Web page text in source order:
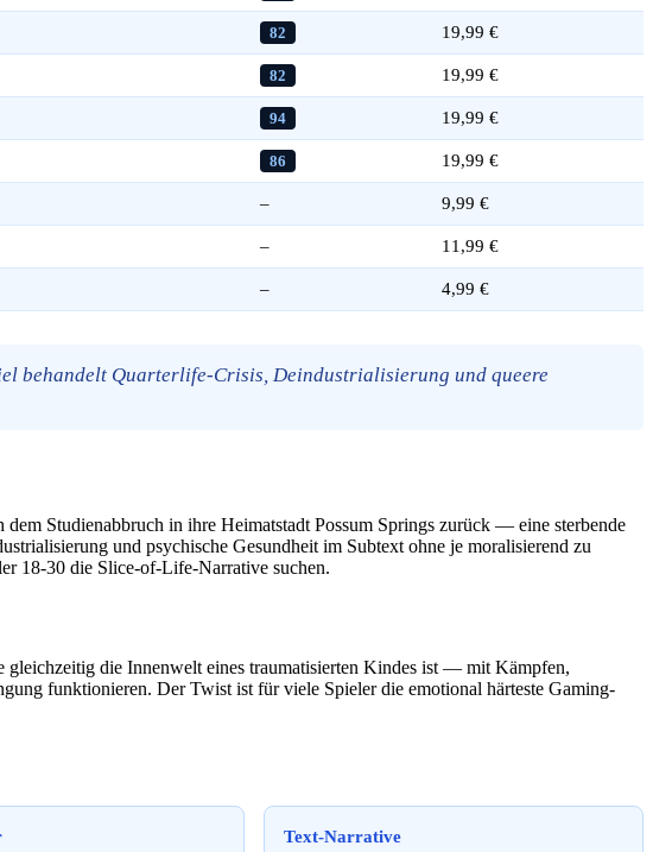
82 19,99 €
82 19,99 €
94 19,99 €
86 19,99 €
– 9,99 €
– 11,99 €
– 4,99 €
behandelt Quarterlife-Crisis, Deindustrialisierung und queere
Studienabbruch in ihre Heimatstadt Possum Springs zurück — eine sterbende
und psychische Gesundheit im Subtext ohne je moralisierend zu
18-30 die Slice-of-Life-Narrative suchen.
gleichzeitig die Innenwelt eines traumatisierten Kindes ist — mit Kämpfen,
funktionieren. Der Twist ist für viele Spieler die emotional härteste Gaming-
Text-Narrative